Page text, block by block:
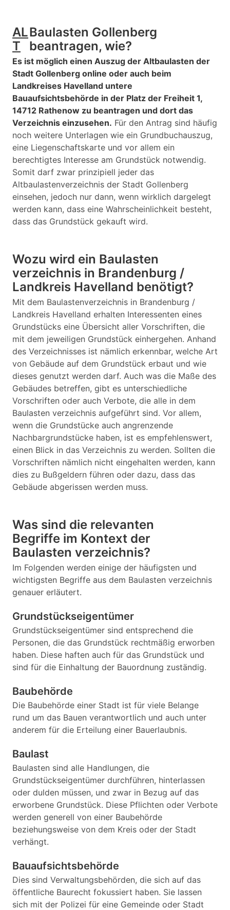
AL
T
Baulasten Gollenberg
beantragen, wie?
Es ist möglich einen Auszug der Altbaulasten der
Stadt Gollenberg online oder auch beim
Landkreises Havelland untere
Bauaufsichtsbehörde in der Platz der Freiheit 1,
14712 Rathenow zu beantragen und dort das
Verzeichnis einzusehen. Für den Antrag sind häufig
noch weitere Unterlagen wie ein Grundbuchauszug,
eine Liegenschaftskarte und vor allem ein
berechtigtes Interesse am Grundstück notwendig.
Somit darf zwar prinzipiell jeder das
Altbaulastenverzeichnis der Stadt Gollenberg
einsehen, jedoch nur dann, wenn wirklich dargelegt
werden kann, dass eine Wahrscheinlichkeit besteht,
dass das Grundstück gekauft wird.
Wozu wird ein Baulasten
verzeichnis in Brandenburg /
Landkreis Havelland benötigt?
Mit dem Baulastenverzeichnis in Brandenburg /
Landkreis Havelland erhalten Interessenten eines
Grundstücks eine Übersicht aller Vorschriften, die
mit dem jeweiligen Grundstück einhergehen. Anhand
des Verzeichnisses ist nämlich erkennbar, welche Art
von Gebäude auf dem Grundstück erbaut und wie
dieses genutzt werden darf. Auch was die Maße des
Gebäudes betreffen, gibt es unterschiedliche
Vorschriften oder auch Verbote, die alle in dem
Baulasten verzeichnis aufgeführt sind. Vor allem,
wenn die Grundstücke auch angrenzende
Nachbargrundstücke haben, ist es empfehlenswert,
einen Blick in das Verzeichnis zu werden. Sollten die
Vorschriften nämlich nicht eingehalten werden, kann
dies zu Bußgeldern führen oder dazu, dass das
Gebäude abgerissen werden muss.
Was sind die relevanten
Begriffe im Kontext der
Baulasten verzeichnis?
Im Folgenden werden einige der häufigsten und
wichtigsten Begriffe aus dem Baulasten verzeichnis
genauer erläutert.
Grundstückseigentümer
Grundstückseigentümer sind entsprechend die
Personen, die das Grundstück rechtmäßig erworben
haben. Diese haften auch für das Grundstück und
sind für die Einhaltung der Bauordnung zuständig.
Baubehörde
Die Baubehörde einer Stadt ist für viele Belange
rund um das Bauen verantwortlich und auch unter
anderem für die Erteilung einer Bauerlaubnis.
Baulast
Baulasten sind alle Handlungen, die
Grundstückseigentümer durchführen, hinterlassen
oder dulden müssen, und zwar in Bezug auf das
erworbene Grundstück. Diese Pflichten oder Verbote
werden generell von einer Baubehörde
beziehungsweise von dem Kreis oder der Stadt
verhängt.
Bauaufsichtsbehörde
Dies sind Verwaltungsbehörden, die sich auf das
öffentliche Baurecht fokussiert haben. Sie lassen
sich mit der Polizei für eine Gemeinde oder Stadt